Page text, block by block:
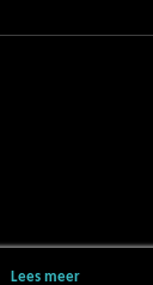
Lees meer